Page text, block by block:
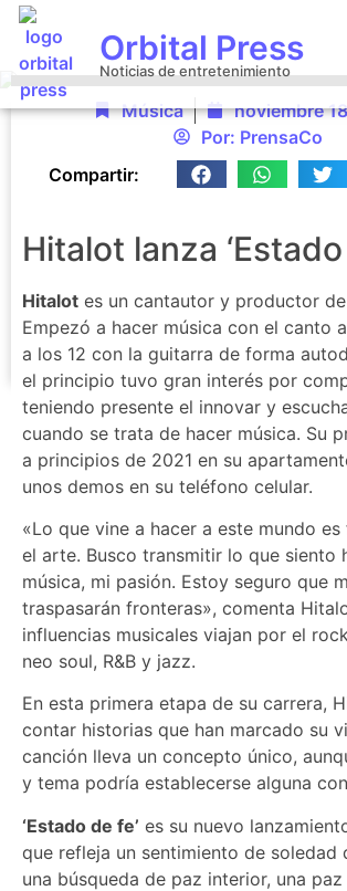
Orbital Press
Noticias de entretenimiento
Música
noviembre
Por: PrensaCo
Compartir:
Hitalot lanza ‘Estado
Hitalot es un cantautor y productor de
Empezó a hacer música con el canto
a los 12 con la guitarra de forma
el principio tuvo gran interés por
teniendo presente el innovar y
cuando se trata de hacer música. Su
a principios de 2021 en su
unos demos en su teléfono celular.
«Lo que vine a hacer a este mundo
el arte. Busco transmitir lo que siento
música, mi pasión. Estoy seguro que
traspasarán fronteras», comenta
influencias musicales viajan por el
neo soul, R&B y jazz.
En esta primera etapa de su carrera,
contar historias que han marcado su
canción lleva un concepto único,
y tema podría establecerse alguna
‘Estado de fe’ es su nuevo
que refleja un sentimiento de soledad
una búsqueda de paz interior, una